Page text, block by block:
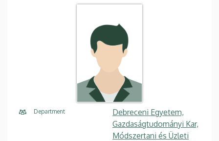
Department
Debreceni Egyetem,
Gazdaságtudományi Kar,
Módszertani és Üzleti